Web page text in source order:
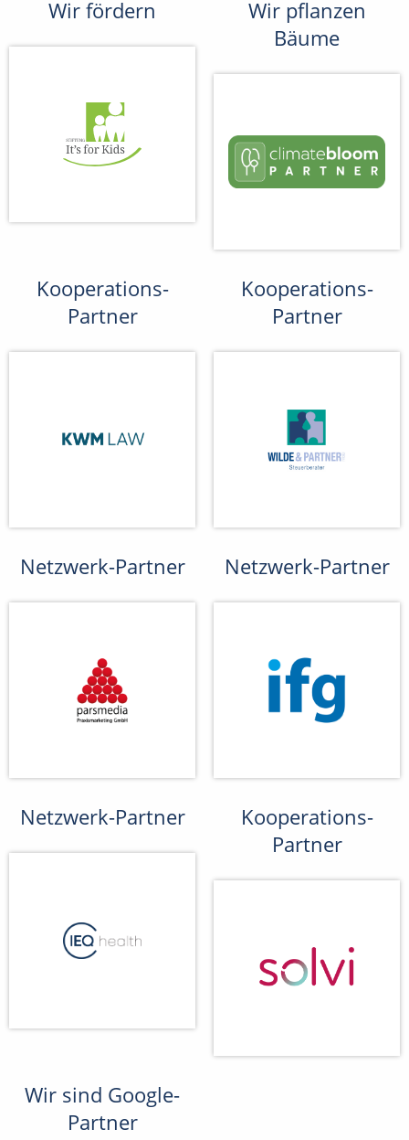
Wir fördern
Wir pflanzen
Bäume
Kooperations-
Partner
Kooperations-
Partner
Netzwerk-Partner Netzwerk-Partner
Netzwerk-Partner
Kooperations-
Partner
Wir sind Google-
Partner